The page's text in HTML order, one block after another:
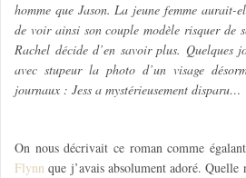
homme que Jason. La jeune femme aurait-
de voir ainsi son couple modèle risquer de
Rachel décide d’en savoir plus. Quelques
avec stupeur la photo d’un visage
journaux : Jess a mystérieusement disparu…
On nous décrivait ce roman comme égalant
Flynn que j’avais absolument adoré.